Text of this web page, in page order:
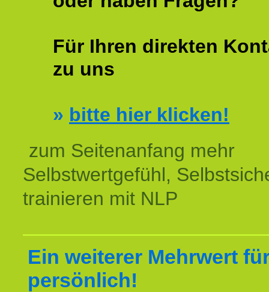
Für Ihren direkten
zu uns
» bitte hier klicken!
zum Seitenanfang mehr
Selbstwertgefühl,
trainieren mit NLP
Ein weiterer Mehrwert
persönlich!